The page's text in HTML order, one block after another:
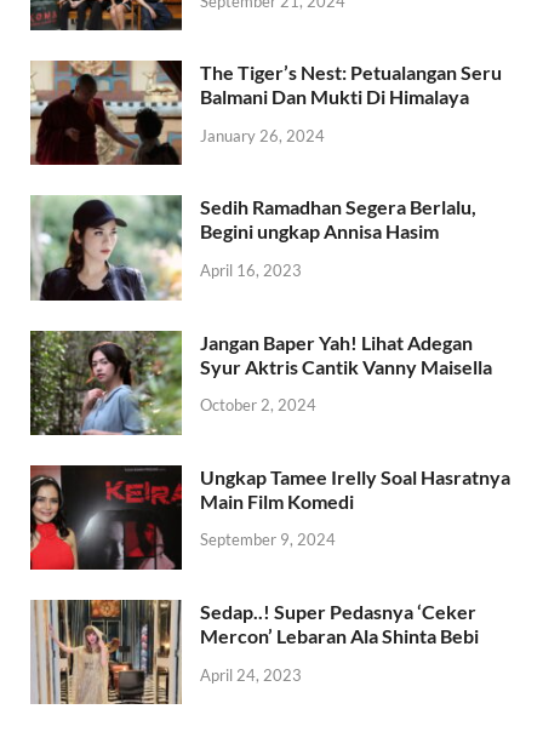
The Tiger’s Nest: Petualangan Seru
Balmani Dan Mukti Di Himalaya
January 26, 2024
Sedih Ramadhan Segera Berlalu,
Begini ungkap Annisa Hasim
April 16, 2023
Jangan Baper Yah! Lihat Adegan
Syur Aktris Cantik Vanny Maisella
October 2, 2024
Ungkap Tamee Irelly Soal Hasratnya
Main Film Komedi
September 9, 2024
Sedap..! Super Pedasnya ‘Ceker
Mercon’ Lebaran Ala Shinta Bebi
April 24, 2023